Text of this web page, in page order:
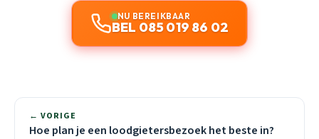
NU BEREIKBAAR
BEL 085 019 86 02
← VORIGE
Hoe plan je een loodgietersbezoek het beste in?